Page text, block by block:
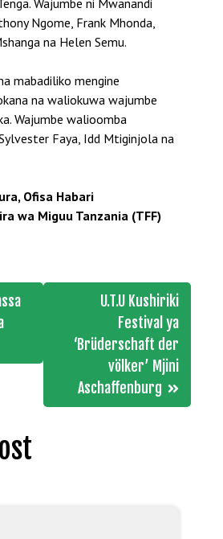
Ngome, Frank Mhonda,
na Helen Semu.
mabadiliko mengine
na waliokuwa wajumbe
Wajumbe walioomba
Faya, Idd Mtiginjola na
Ofisa Habari
wa Miguu Tanzania (TFF)
U.T.U Kushiriki
Festival ya
‘Brüderschaft der
völker’ Mjini
Aschaffenburg